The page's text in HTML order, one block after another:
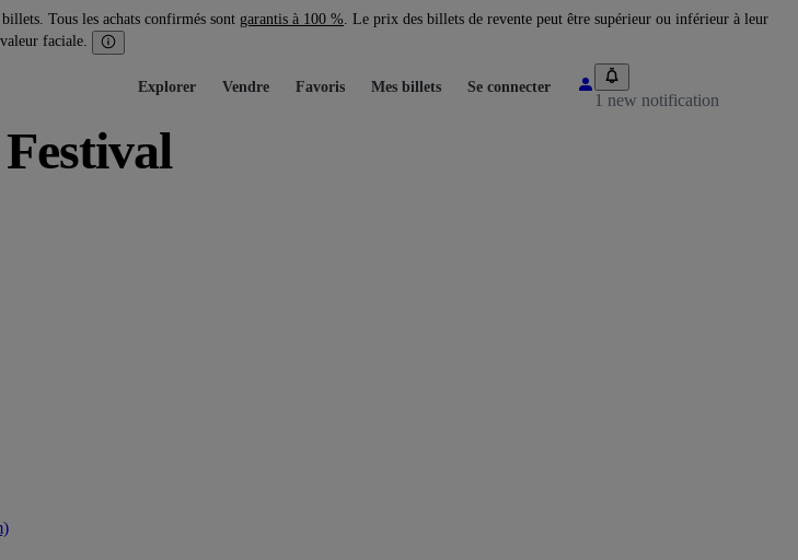
Tous les achats confirmés sont garantis à 100 %. Le prix des billets de revente peut être supérieur ou inférieur à leur
valeur faciale.
Explorer Vendre Favoris Mes billets Se connecter
1 new notification